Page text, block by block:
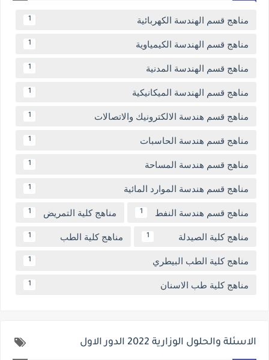
مناهج قسم الهندسة الكهربائية 1
مناهج قسم الهندسة الكيمياوية 1
مناهج قسم الهندسة المدنية 1
مناهج قسم الهندسة الميكانيكية 1
مناهج قسم هندسة الالكترونيك والاتصالات 1
مناهج قسم هندسة الحاسبات 1
مناهج قسم هندسة المساحة 1
مناهج قسم هندسة الموارد المائية 1
مناهج قسم هندسة النفط 1 مناهج كلية التمريض 1
مناهج كلية الصيدلة 1 مناهج كلية الطب 1
مناهج كلية الطب البيطري 1
مناهج كلية طب الاسنان 1
الاسئلة والحلول الوزارية 2022 الدور الاول